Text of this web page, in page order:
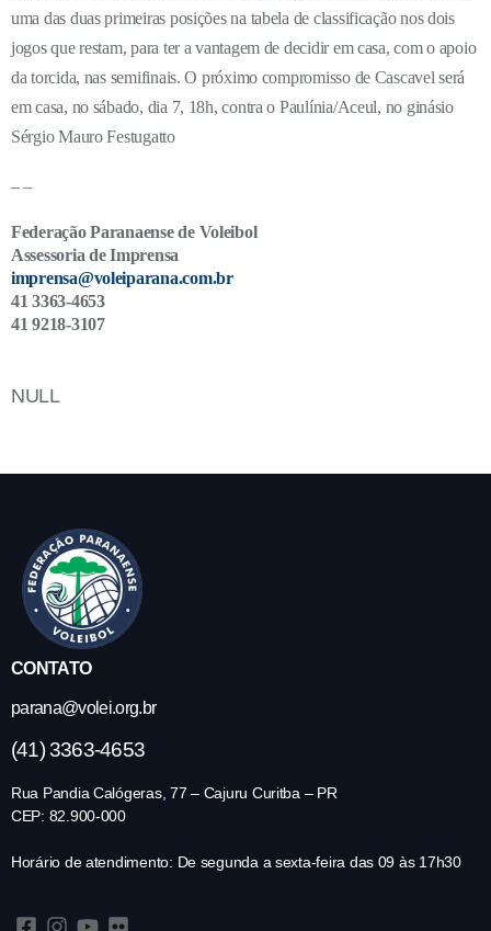
uma das duas primeiras posições na tabela de classificação nos dois
jogos que restam, para ter a vantagem de decidir em casa, com o apoio
da torcida, nas semifinais. O próximo compromisso de Cascavel será
em casa, no sábado, dia 7, 18h, contra o Paulínia/Aceul, no ginásio
Sérgio Mauro Festugatto
– –
Federação Paranaense de Voleibol
Assessoria de Imprensa
imprensa@voleiparana.com.br
41 3363-4653
41 9218-3107
NULL
CONTATO
parana@volei.org.br
(41) 3363-4653
Rua Pandia Calógeras, 77 – Cajuru Curitba – PR
CEP: 82.900-000
Horário de atendimento: De segunda a sexta-feira das 09 às 17h30